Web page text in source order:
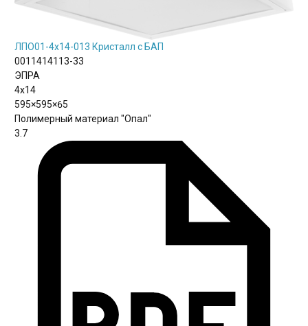
ЛПО01-4х14-013 Кристалл с БАП
0011414113-33
ЭПРА
4х14
595×595×65
Полимерный материал "Опал"
3.7